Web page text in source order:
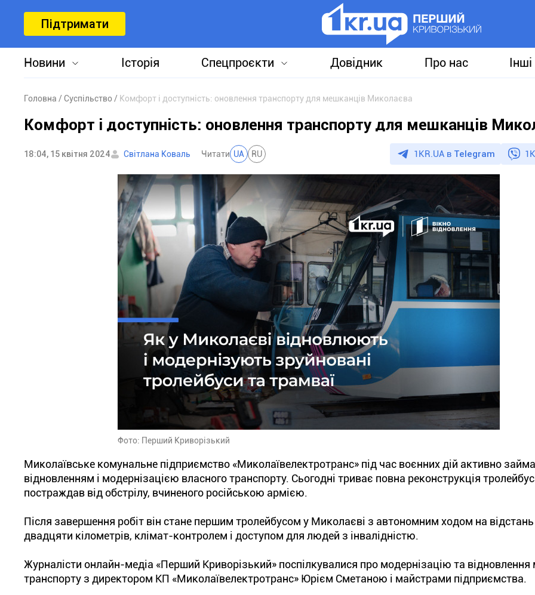
Підтримати
Новини Історія Спецпроєкти Довідник Про нас
Головна Суспільство Комфорт і доступність: оновлення транспорту для мешканців Миколаєва
Комфорт і доступність: оновлення транспорту для мешканців
18:04, 15 квітня 2024 Світлана Коваль Читати UA RU 1KR.UA в Telegram
Фото: Перший Криворізький
Миколаївське комунальне підприємство «Миколаївелектротранс» під час воєнних дій активно
відновленням і модернізацією власного транспорту. Сьогодні триває повна реконструкція
постраждав від обстрілу, вчиненого російською армією.
Після завершення робіт він стане першим тролейбусом у Миколаєві з автономним ходом на
двадцяти кілометрів, клімат-контролем і доступом для людей з інвалідністю.
Журналісти онлайн-медіа «Перший Криворізький» поспілкувалися про модернізацію та відновлення
транспорту з директором КП «Миколаївелектротранс» Юрієм Сметаною і майстрами підприємства.